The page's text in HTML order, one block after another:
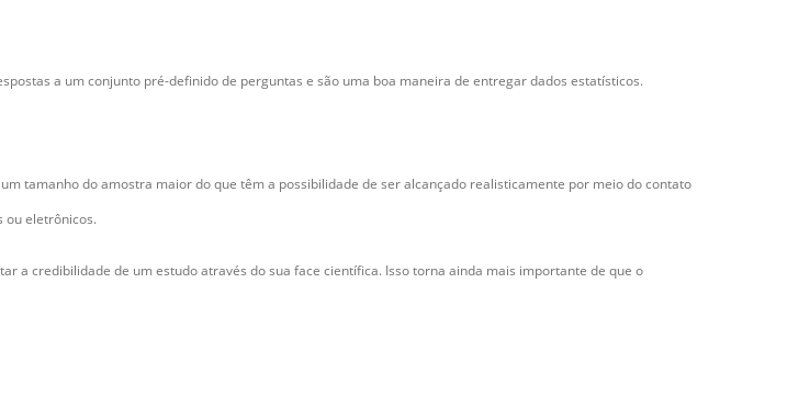
a um conjunto pré-definido de perguntas e são uma boa maneira de entregar dados estatísticos.
tamanho do amostra maior do que têm a possibilidade de ser alcançado realisticamente por meio do contato
ou eletrônicos.
a credibilidade de um estudo através do sua face científica. Isso torna ainda mais importante de que o